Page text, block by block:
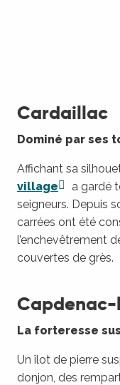
Cardaillac
Dominé par ses
Affichant sa
village
a gardé
seigneurs. Depuis
carrées ont été
l’enchevêtrement
couvertes de grès.
La forteresse
Un îlot de pierre
donjon, des